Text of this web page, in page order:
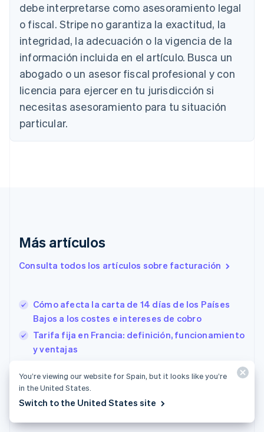
debe interpretarse como asesoramiento legal
o fiscal. Stripe no garantiza la exactitud, la
integridad, la adecuación o la vigencia de la
información incluida en el artículo. Busca un
abogado o un asesor fiscal profesional y con
licencia para ejercer en tu jurisdicción si
necesitas asesoramiento para tu situación
particular.
Más artículos
Consulta todos los artículos sobre facturación
Cómo afecta la carta de 14 días de los Países
Bajos a los costes e intereses de cobro
Tarifa fija en Francia: definición, funcionamiento
y ventajas
Estrategia de skimming de precios en Francia: lo
que las empresas deben saber
Austria
DeutschEnglish
Bélgica
Nederlands
Brasil
PortuguêsEnglish
Bulgaria
English
Canadá
English
China continental
简体中文English
English
English
España
Estados Unidos
English Español简体中文
Estonia
Finlandia
Svenska
FrançaisEnglish
You’re viewing our website for Spain, but it looks like you’re
in the United States.
Switch to the United States site